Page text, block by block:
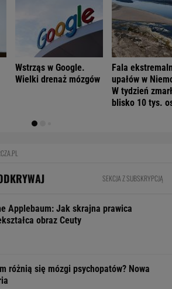
Wstrząs w Google.
Wielki drenaż mózgów
Fala
upałów w
W tydzień
blisko 10 tys.
SEKCJA Z SUBSKRYPCJĄ
Applebaum: Jak skrajna prawica
obraz Ceuty
różnią się mózgi psychopatów? Nowa